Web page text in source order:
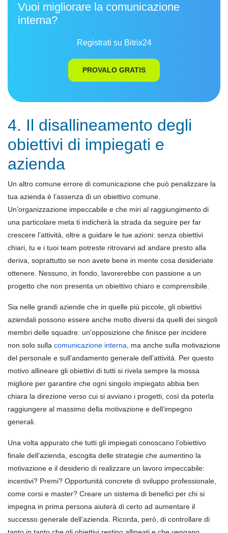
Vuoi migliorare la comunicazione
interna?
Registrati su Bitrix24
PROVALO GRATIS
4. Il disallineamento degli
obiettivi di impiegati e
azienda
Un altro comune errore di comunicazione che può penalizzare la
tua azienda è l’assenza di un obiettivo comune.
Un’organizzazione impeccabile e che miri al raggiungimento di
una particolare meta ti indicherà la strada da seguire per far
crescere l’attività, oltre a guidare le tue azioni: senza obiettivi
chiari, tu e i tuoi team potreste ritrovarvi ad andare presto alla
deriva, soprattutto se non avete bene in mente cosa desideriate
ottenere. Nessuno, in fondo, lavorerebbe con passione a un
progetto che non presenta un obiettivo chiaro e comprensibile.
Sia nelle grandi aziende che in quelle più piccole, gli obiettivi
aziendali possono essere anche molto diversi da quelli dei singoli
membri delle squadre: un’opposizione che finisce per incidere
non solo sulla comunicazione interna, ma anche sulla motivazione
del personale e sull’andamento generale dell’attività. Per questo
motivo allineare gli obiettivi di tutti si rivela sempre la mossa
migliore per garantire che ogni singolo impiegato abbia ben
chiara la direzione verso cui si avviano i progetti, così da poterla
raggiungere al massimo della motivazione e dell’impegno
generali.
Una volta appurato che tutti gli impiegati conoscano l’obiettivo
finale dell’azienda, escogita delle strategie che aumentino la
motivazione e il desiderio di realizzare un lavoro impeccabile:
incentivi? Premi? Opportunità concrete di sviluppo professionale,
come corsi e master? Creare un sistema di benefici per chi si
impegna in prima persona aiuterà di certo ad aumentare il
successo generale dell’azienda. Ricorda, però, di controllare di